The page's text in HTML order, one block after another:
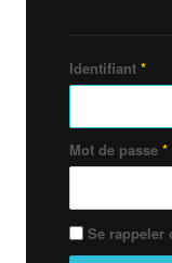
Identifiant *
Mot de passe *
Se rappeler